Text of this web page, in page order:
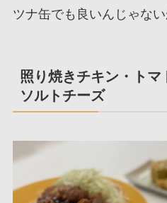
ツナ缶でも良いんじゃない
照り焼きチキン・ト
ソルトチーズ